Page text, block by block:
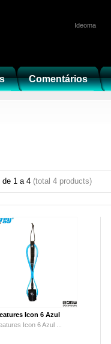
Ideoma
Comentários
de 1 a 4 (total 4 products)
Icon 6 Azul
Icon 6 Azul ...